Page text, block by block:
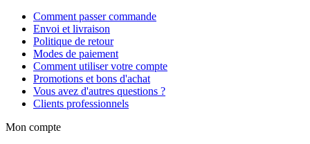
Comment passer commande
Envoi et livraison
Politique de retour
Modes de paiement
Comment utiliser votre compte
Promotions et bons d'achat
Vous avez d'autres questions ?
Clients professionnels
Mon compte